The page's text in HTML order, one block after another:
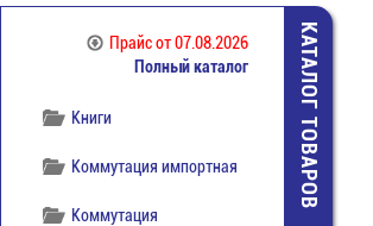
Прайсот 07.08.2026
Полный каталог
Кабельная продукция
Книги
Коммутация импортная
Коммутация
КАТАЛОГ ТОВАРОВ